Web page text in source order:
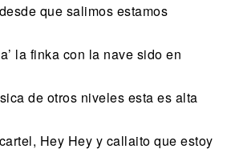
que salimos estamos
la finka con la nave sido en
de otros niveles esta es alta
Hey Hey y callaito que estoy